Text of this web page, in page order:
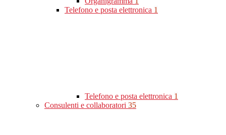
Telefono e posta elettronica 1
Telefono e posta elettronica 1
Consulenti e collaboratori 35